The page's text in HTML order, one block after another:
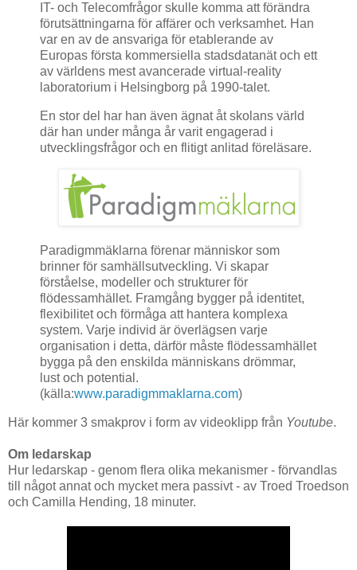
IT- och Telecomfrågor skulle komma att förändra
förutsättningarna för affärer och verksamhet. Han
var en av de ansvariga för etablerande av
Europas första kommersiella stadsdatanät och ett
av världens mest avancerade virtual-reality
laboratorium i Helsingborg på 1990-talet.
En stor del har han även ägnat åt skolans värld
där han under många år varit engagerad i
utvecklingsfrågor och en flitigt anlitad föreläsare.
Paradigmmäklarna förenar människor som
brinner för samhällsutveckling. Vi skapar
förståelse, modeller och strukturer för
flödessamhället. Framgång bygger på identitet,
flexibilitet och förmåga att hantera komplexa
system. Varje individ är överlägsen varje
organisation i detta, därför måste flödessamhället
bygga på den enskilda människans drömmar,
lust och potential.
(källa:www.paradigmmaklarna.com)
Här kommer 3 smakprov i form av videoklipp från Youtube.
Om ledarskap
Hur ledarskap - genom flera olika mekanismer - förvandlas
till något annat och mycket mera passivt - av Troed Troedson
och Camilla Hending, 18 minuter.